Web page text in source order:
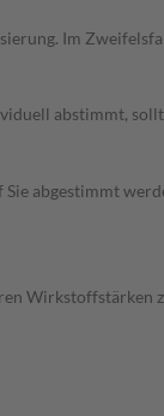
Im
abstimmt,
abgestimmt
Wirkstoffstärken